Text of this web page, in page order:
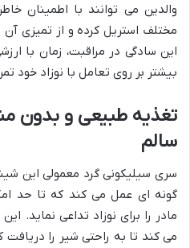
والدین می توانند با اطمینان
مختلف استریل کرده و از تمیزی آن
این سادگی در مراقبت، زمان با
بیشتر بر روی تعامل با نوزاد خود
تغذیه طبیعی و بدون
سالم
سری سیلیکونی گرد معمولی این
گونه ای عمل می کند که تا حد
مادر را برای نوزاد تداعی نماید.
می کند تا به راحتی شیر را دریافت